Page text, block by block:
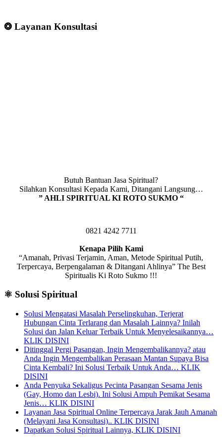
❂ Layanan Konsultasi
Butuh Bantuan Jasa Spiritual?
Silahkan Konsultasi Kepada Kami, Ditangani Langsung…
” AHLI SPIRITUAL KI ROTO SUKMO “
0821 4242 7711
Kenapa Pilih Kami
“Amanah, Privasi Terjamin, Aman, Metode Spiritual Putih,
Terpercaya, Berpengalaman & Ditangani Ahlinya” The Best
Spiritualis Ki Roto Sukmo !!!
⚛️ Solusi Spiritual
Solusi Mengatasi Masalah Perselingkuhan, Terjerat
Hubungan Cinta Terlarang dan Masalah Lainnya? Inilah
Solusi dan Jalan Keluar Terbaik Untuk Menyelesaikannya…
KLIK DISINI
Ditinggal Pergi Pasangan, Ingin Mengembalikannya? atau
Anda Ingin Mengembalikan Perasaan Mantan Supaya Bisa
Cinta Kembali? Ini Solusi Terbaik Untuk Anda… KLIK
DISINI
Anda Penyuka Sekaligus Pecinta Pasangan Sesama Jenis
(Gay, Homo dan Lesbi). Ini Solusi Ampuh Pemikat Sesama
Jenis… KLIK DISINI
Layanan Jasa Spiritual Online Terpercaya Jarak Jauh Amanah
(Melayani Jasa Konsultasi).. KLIK DISINI
Dapatkan Solusi Spiritual Lainnya, KLIK DISINI